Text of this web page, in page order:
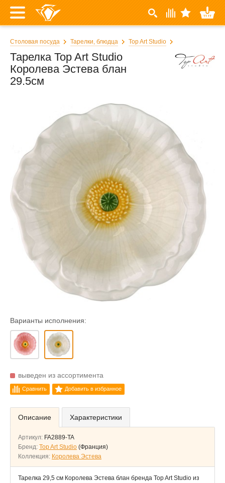
Столовая посуда Тарелки, блюдца Top Art Studio
Тарелка Top Art Studio
Королева Эстева блан
29.5см
Варианты исполнения:
выведен из ассортимента
Сравнить Добавить в избранное
Описание Характеристики
Артикул: FA2889-TA
Бренд: Top Art Studio (Франция)
Коллекция: Королева Эстева
Тарелка 29,5 см Королева Эстева блан бренда Top Art Studio из